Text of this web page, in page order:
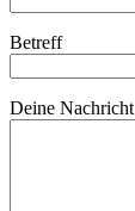
Betreff
Deine Nachricht